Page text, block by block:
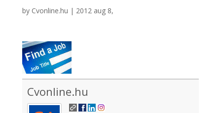
by Cvonline.hu | 2012 aug 8,
Cvonline.hu